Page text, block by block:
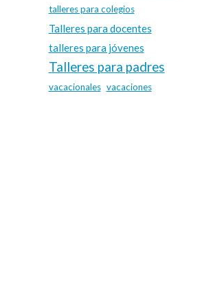
talleres para colegios
Talleres para docentes
talleres para jóvenes
Talleres para padres
vacacionales vacaciones